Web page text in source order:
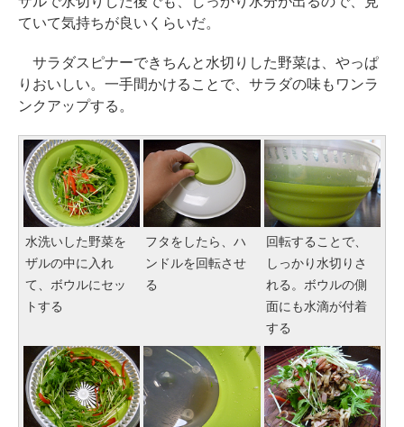
ていて気持ちが良いくらいだ。
サラダスピナーできちんと水切りした野菜は、やっぱ
りおいしい。一手間かけることで、サラダの味もワンラ
ンクアップする。
水洗いした野菜を
ザルの中に入れ
て、ボウルにセッ
トする
フタをしたら、ハ
ンドルを回転させ
る
回転することで、
しっかり水切りさ
れる。ボウルの側
面にも水滴が付着
する